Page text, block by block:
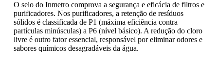
O selo do Inmetro comprova a segurança e eficácia de filtros e
purificadores. Nos purificadores, a retenção de resíduos
sólidos é classificada de P1 (máxima eficiência contra
partículas minúsculas) a P6 (nível básico). A redução do cloro
livre é outro fator essencial, responsável por eliminar odores e
sabores químicos desagradáveis da água.